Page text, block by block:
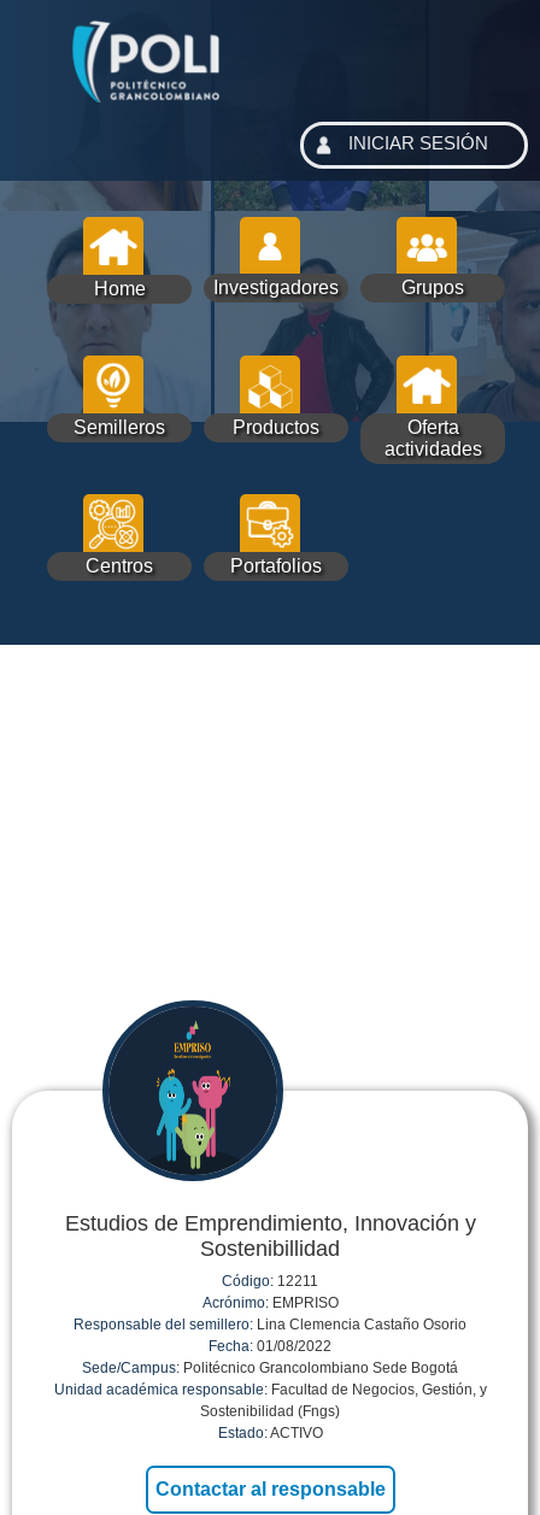
Home Investigadores Grupos
Semilleros Productos
Oferta
actividades
Centros Portafolios
INICIAR SESIÓN
Estudios de Emprendimiento, Innovación y
Sostenibillidad
Código: 12211
Acrónimo:EMPRISO
Responsable del semillero: Lina Clemencia Castaño Osorio
Fecha: 01/08/2022
Sede/Campus: Politécnico Grancolombiano Sede Bogotá
Unidad académica responsable:Facultad de Negocios, Gestión, y
Sostenibilidad (Fngs)
Estado:ACTIVO